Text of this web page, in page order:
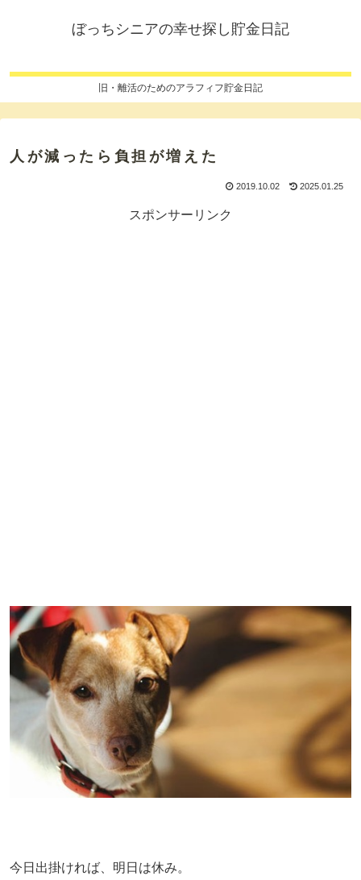
ぼっちシニアの幸せ探し貯金日記
旧・離活のためのアラフィフ貯金日記
人が減ったら負担が増えた
2019.10.02 2025.01.25
スポンサーリンク
今日出掛ければ、明日は休み。